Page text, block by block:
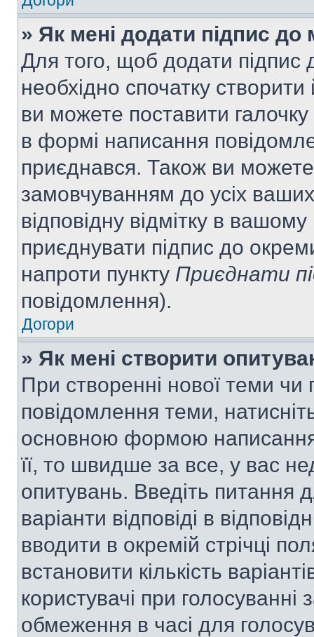
» Як мені додати підпис
Для того, щоб додати
необхідно спочатку
ви можете поставити
в формі написання
приєднався. Також ви
замовчуванням до усіх
відповідну відмітку в
приєднувати підпис до
напроти пункту Приєднати
повідомлення).
Догори
» Як мені створити
При створенні нової теми чи
повідомлення теми,
основною формою
її, то швидше за все, у вас
опитувань. Введіть питання
варіанти відповіді в
вводити в окремій стрічці
встановити кількість
користувачі при
обмеження в часі для